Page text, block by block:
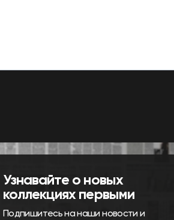
Узнавайте о новых
коллекциях первыми
Подпишитесь на наши новости и